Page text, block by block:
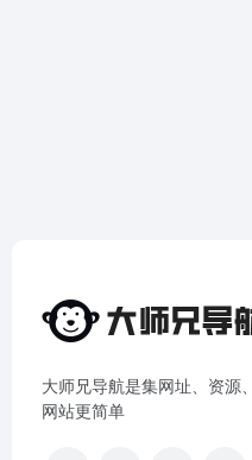
大师兄导航是集网址、资源
网站更简单